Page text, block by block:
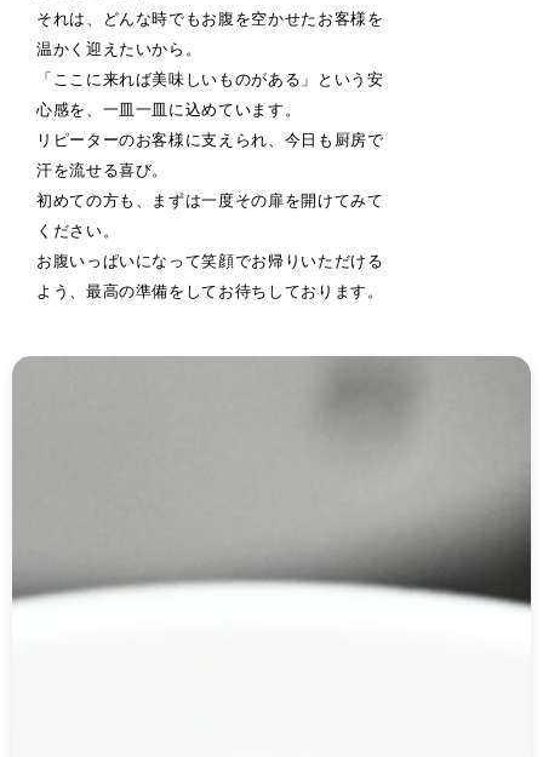
それは、どんな時でもお腹を空かせたお客様を
温かく迎えたいから。
「ここに来れば美味しいものがある」という安
心感を、一皿一皿に込めています。
リピーターのお客様に支えられ、今日も厨房で
汗を流せる喜び。
初めての方も、まずは一度その扉を開けてみて
ください。
お腹いっぱいになって笑顔でお帰りいただける
よう、最高の準備をしてお待ちしております。